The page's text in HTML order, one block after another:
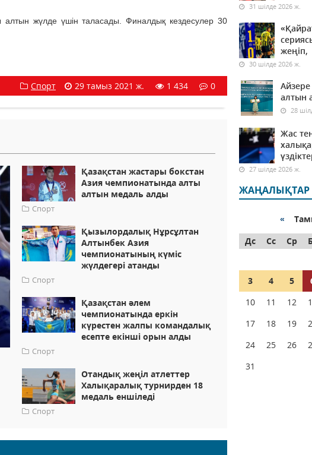
жүлде үшін таласады. Финалдық кездесулер 30
Спорт 29 тамыз 2021 ж. 1 434 0
Қазақстан жастары бокстан
Азия чемпионатында алты
алтын медаль алды
Спорт
Қызылордалық Нұрсұлтан
Алтынбек Азия
чемпионатының күміс
жүлдегері атанды
Спорт
Қазақстан әлем
чемпионатында еркін
күрестен жалпы командалық
есепте екінші орын алды
Спорт
Отандық жеңіл атлеттер
Халықаралық турнирден 18
медаль еншіледі
Спорт
31 шілде 2026 ж.
жеңіп,
30 шілде 2026 ж.
алтын
28
Жас
27 шілде 2026 ж.
ЖАҢАЛЫҚТАР
«
Дс
Сс Ср
3
4 5
10
11 12
17
18 19
24
25 26
31